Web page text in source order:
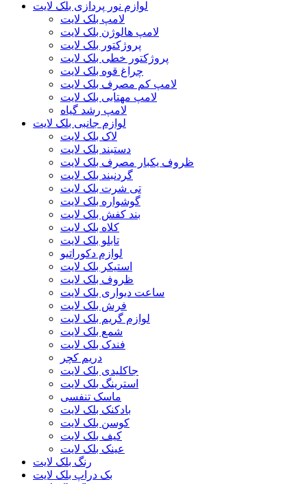
لوازم نور پردازی بلک لایت
لامپ بلک لایت
لامپ هالوژن بلک لایت
پروژکتور بلک لایت
پروژکتور خطی بلک لایت
چراغ قوه بلک لایت
لامپ کم مصرف بلک لایت
لامپ مهتابی بلک لایت
لامپ رشد گیاه
لوازم جانبی بلک لایت
لاک بلک لایت
دستبند بلک لایت
ظروف یکبار مصرف بلک لایت
گردنبند بلک لایت
تی شرت بلک لایت
گوشواره بلک لایت
بند کفش بلک لایت
کلاه بلک لایت
تابلو بلک لایت
لوازم دکوراتیو
استیکر بلک لایت
ظروف بلک لایت
ساعت دیواری بلک لایت
فرش بلک لایت
لوازم گریم بلک لایت
شمع بلک لایت
فندک بلک لایت
دریم کچر
جاکلیدی بلک لایت
استرینگ بلک لایت
ماسک تنفسی
بادکنک بلک لایت
کوسن بلک لایت
کیف بلک لایت
عینک بلک لایت
رنگ بلک لایت
بک دراپ بلک لایت